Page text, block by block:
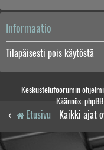
Informaatio
Tilapäisesti pois käytöstä
Keskustelufoorumin
Käännös:
Etusivu Kaikki ajat